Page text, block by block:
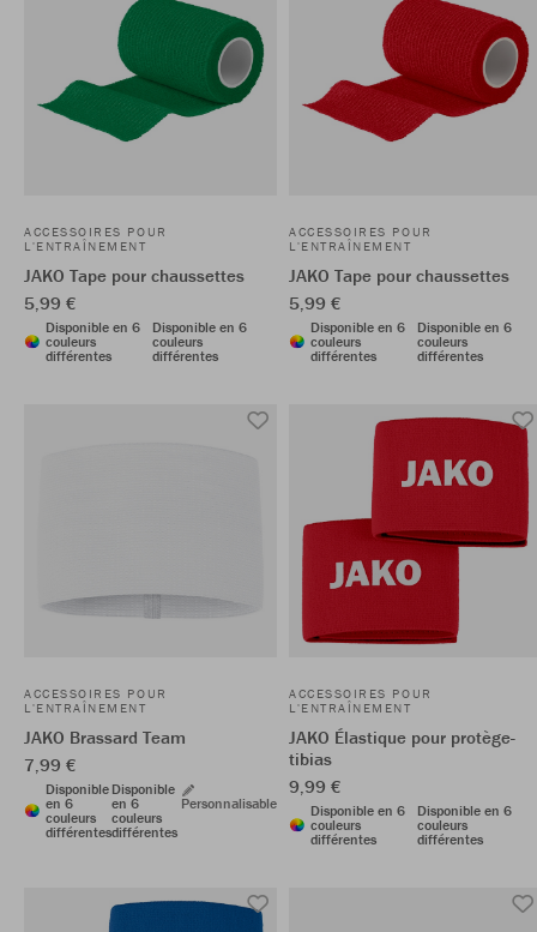
ACCESSOIRES POUR
L'ENTRAÎNEMENT
JAKO Tape pour chaussettes
5,99 €
Disponible en 6
couleurs
différentes
Disponible en 6
couleurs
différentes
ACCESSOIRES POUR
L'ENTRAÎNEMENT
JAKO Tape pour chaussettes
5,99 €
Disponible en 6
couleurs
différentes
Disponible en 6
couleurs
différentes
ACCESSOIRES POUR
L'ENTRAÎNEMENT
JAKO Brassard Team
7,99 €
Disponible
en 6
couleurs
différentes
Disponible
en 6
couleurs
différentes
Personnalisable
ACCESSOIRES POUR
L'ENTRAÎNEMENT
JAKO Élastique pour protège-
tibias
9,99 €
Disponible en 6
couleurs
différentes
Disponible en 6
couleurs
différentes